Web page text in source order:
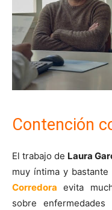
Contención
El trabajo de Laura
muy íntima y
Corredora evita
sobre